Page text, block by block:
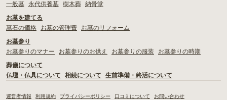
一般墓
永代供養墓 樹木葬 納骨堂
お墓を建てる
墓石の価格
お墓の管理費
お墓のリフォーム
お墓参り
お墓参りのマナー
お墓参りのお供え お墓参りの服装
お墓参りの時期
葬儀について
仏壇・仏具について
相続について 生前準備・終活について
運営者情報 利用規約 プライバシーポリシー 口コミについて お問い合わせ